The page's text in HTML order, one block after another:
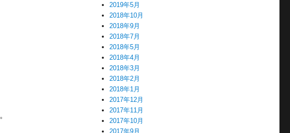
2019年5月
2018年10月
2018年9月
2018年7月
2018年5月
2018年4月
2018年3月
2018年2月
2018年1月
2017年12月
2017年11月
2017年10月
2017年9月